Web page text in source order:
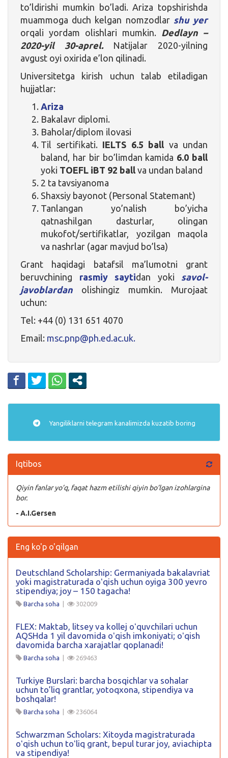
to’ldirishi mumkin bo’ladi. Ariza topshirishda
muammoga duch kelgan nomzodlar shu yer
orqali yordam olishlari mumkin. Dedlayn –
2020-yil 30-aprel.
Natijalar 2020-yilning
avgust oyi oxirida e’lon qilinadi.
Universitetga kirish uchun talab etiladigan
hujjatlar:
Ariza
Bakalavr diplomi.
Baholar/diplom ilovasi
Til sertifikati. IELTS 6.5 ball va undan
baland, har bir bo’limdan kamida 6.0 ball
yoki TOEFL iBT 92 ball va undan baland
2 ta tavsiyanoma
Shaxsiy bayonot (Personal Statemant)
Tanlangan yo’nalish bo’yicha
qatnashilgan dasturlar, olingan
mukofot/sertifikatlar, yozilgan maqola
va nashrlar (agar mavjud bo’lsa)
Grant haqidagi batafsil ma’lumotni grant
beruvchining rasmiy saytidan yoki savol-
javoblardan olishingiz mumkin. Murojaat
uchun:
Tel: +44 (0) 131 651 4070
Email: msc.pnp@ph.ed.ac.uk.
Yangiliklarni telegram kanalimizda kuzatib boring
Iqtibos
Qiyin fanlar yo’q, faqat hazm etilishi qiyin bo’lgan izohlargina
bor.
- A.I.Gersen
Eng ko'p o'qilgan
Deutschland Scholarship: Germaniyada bakalavriat
yoki magistraturada oʻqish uchun oyiga 300 yevro
stipendiya; joy – 150 tagacha!
Barcha soha | 302009
FLEX: Maktab, litsey va kollej oʻquvchilari uchun
AQSHda 1 yil davomida oʻqish imkoniyati; oʻqish
davomida barcha xarajatlar qoplanadi!
Barcha soha | 269463
Turkiye Burslari: barcha bosqichlar va sohalar
uchun to’liq grantlar, yotoqxona, stipendiya va
boshqalar!
Barcha soha | 236064
Schwarzman Scholars: Xitoyda magistraturada
oʻqish uchun toʻliq grant, bepul turar joy, aviachipta
va stipendiya!